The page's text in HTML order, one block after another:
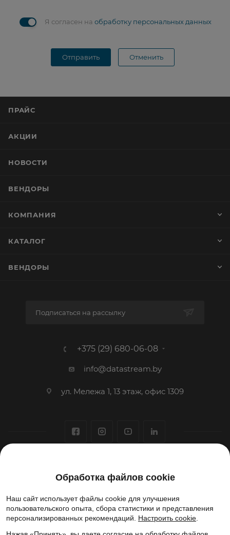
Я согласен на обработку персональных данных
Отправить Отменить
ПРАЙС
АКЦИИ
НОВОСТИ
ВЕНДОРЫ
КОМПАНИЯ
КАТАЛОГ
ВЕНДОРЫ
Подписаться на рассылку
+375 (29) 680-06-08
info@datastream.by
ул. Мележа 1, 13 этаж, офис 1309